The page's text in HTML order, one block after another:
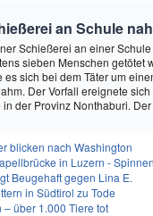
an Schule
Schießerei an einer
sieben Menschen getötet
sich bei dem Täter um
Der Vorfall ereignete
der Provinz Nonthaburi. Der
blicken nach Washington
in Luzern -
Beugehaft gegen Lina E.
in Südtirol zu Tode
über 1.000 Tiere tot